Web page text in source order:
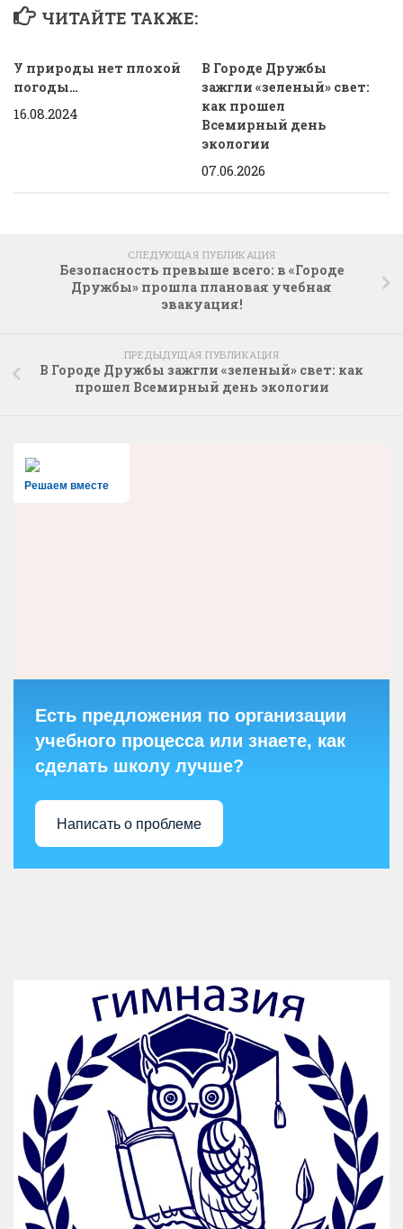
ЧИТАЙТЕ ТАКЖЕ:
У природы нет плохой
погоды…
16.08.2024
В Городе Дружбы
зажгли «зеленый» свет:
как прошел
Всемирный день
экологии
07.06.2026
СЛЕДУЮЩАЯ ПУБЛИКАЦИЯ
Безопасность превыше всего: в «Городе
Дружбы» прошла плановая учебная
эвакуация!
ПРЕДЫДУЩАЯ ПУБЛИКАЦИЯ
В Городе Дружбы зажгли «зеленый» свет: как
прошел Всемирный день экологии
Решаем вместе
Есть предложения по организации
учебного процесса или знаете, как
сделать школу лучше?
Написать о проблеме